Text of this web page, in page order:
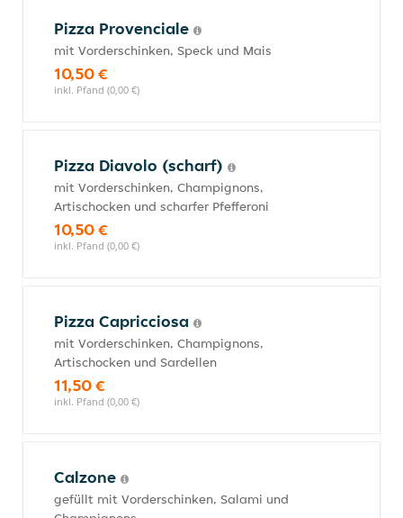
Pizza Provenciale
mit Vorderschinken, Speck und Mais
10,50 €
inkl. Pfand (0,00 €)
Pizza Diavolo (scharf)
mit Vorderschinken, Champignons,
Artischocken und scharfer Pfefferoni
10,50 €
inkl. Pfand (0,00 €)
Pizza Capricciosa
mit Vorderschinken, Champignons,
Artischocken und Sardellen
11,50 €
inkl. Pfand (0,00 €)
Calzone
gefüllt mit Vorderschinken, Salami und